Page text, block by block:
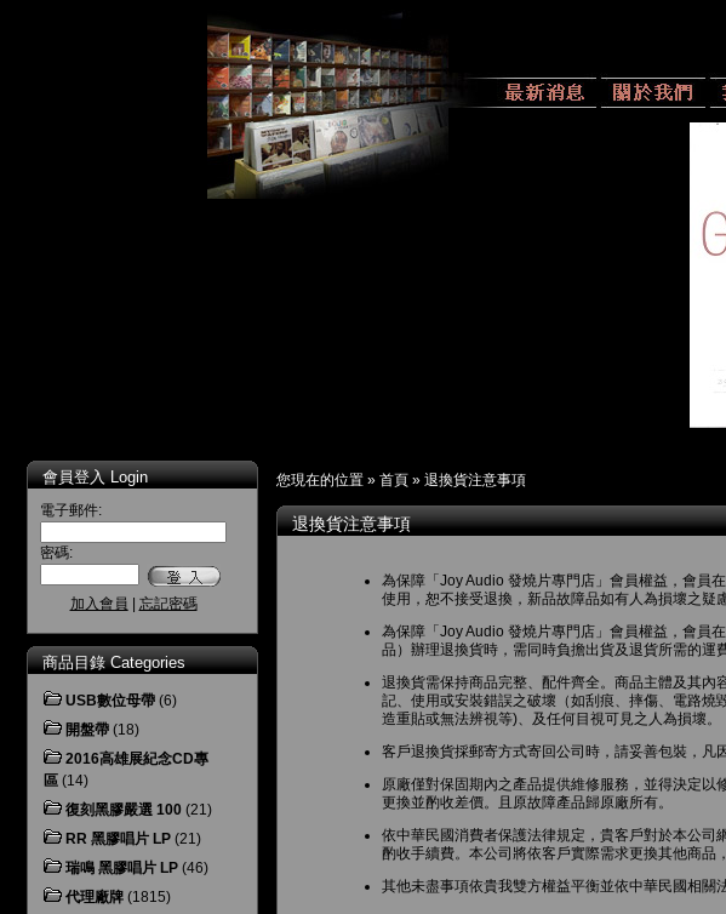
會員登入 Login
電子郵件:
密碼:
加入會員 忘記密碼
商品目錄 Categories
USB數位母帶 (6)
開盤帶 (18)
2016高雄展紀念CD專
區 (14)
復刻黑膠嚴選 100 (21)
RR 黑膠唱片 LP (21)
瑞鳴 黑膠唱片 LP (46)
代理廠牌 (1815)
您現在的位置 » 首頁 » 退換貨注意事項
退換貨注意事項
為保障「Joy Audio 發燒片專門店」會員權益，會員
使用，恕不接受退換，新品故障品如有人為損壞之疑
為保障「Joy Audio 發燒片專門店」會員權益，會員
品）辦理退換貨時，需同時負擔出貨及退貨所需的運
退換貨需保持商品完整、配件齊全。商品主體及其
記、使用或安裝錯誤之破壞（如刮痕、摔傷、電路
造重貼或無法辨視等)、及任何目視可見之人為損壞。
客戶退換貨採郵寄方式寄回公司時，請妥善包裝，凡
原廠僅對保固期內之產品提供維修服務，並得決定
更換並酌收差價。且原故障產品歸原廠所有。
依中華民國消費者保護法律規定，貴客戶對於本公司
酌收手續費。本公司將依客戶實際需求更換其他商品，
其他未盡事項依貴我雙方權益平衡並依中華民國相關